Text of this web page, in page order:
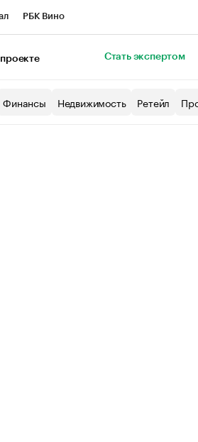
РБК Вино
Стать экспертом
Финансы Недвижимость Ретейл